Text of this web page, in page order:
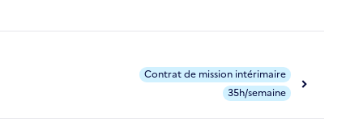
Contrat de mission intérimaire
35h/semaine